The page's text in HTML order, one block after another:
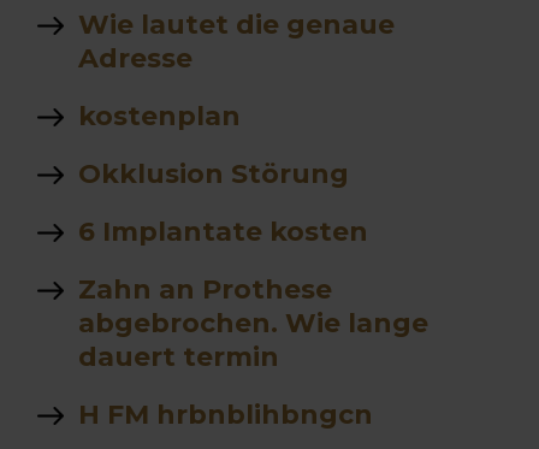
Wie lautet die genaue
Adresse
kostenplan
Okklusion Störung
6 Implantate kosten
Zahn an Prothese
abgebrochen. Wie lange
dauert termin
H FM hrbnblihbngcn